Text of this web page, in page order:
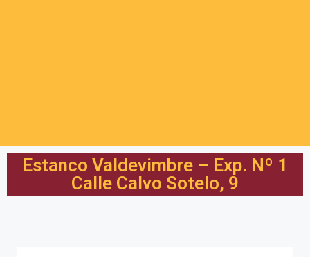
Estanco Valdevimbre – Exp. Nº 1
Calle Calvo Sotelo, 9